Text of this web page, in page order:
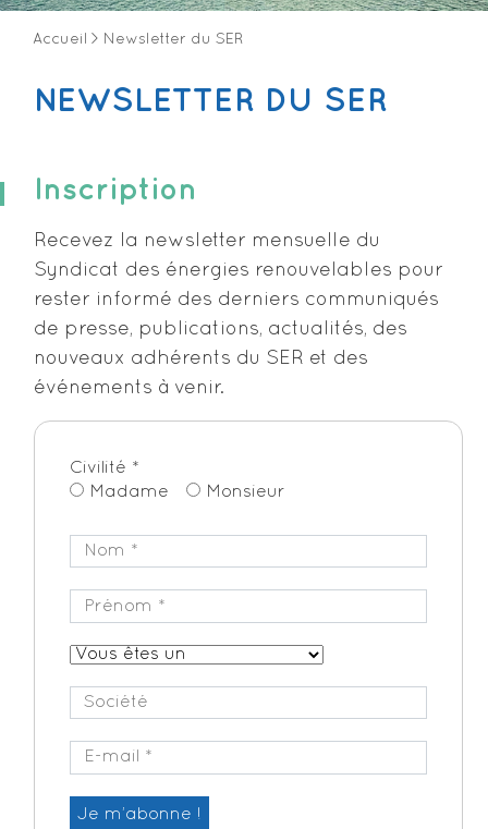
Accueil > Newsletter du SER
NEWSLETTER DU SER
Inscription
Recevez la newsletter mensuelle du
Syndicat des énergies renouvelables pour
rester informé des derniers communiqués
de presse, publications, actualités, des
nouveaux adhérents du SER et des
événements à venir.
Civilité *
Madame
Monsieur